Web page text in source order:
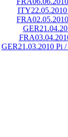
ITY
FRA
GER
FRA
GER21.03.2010 Pi